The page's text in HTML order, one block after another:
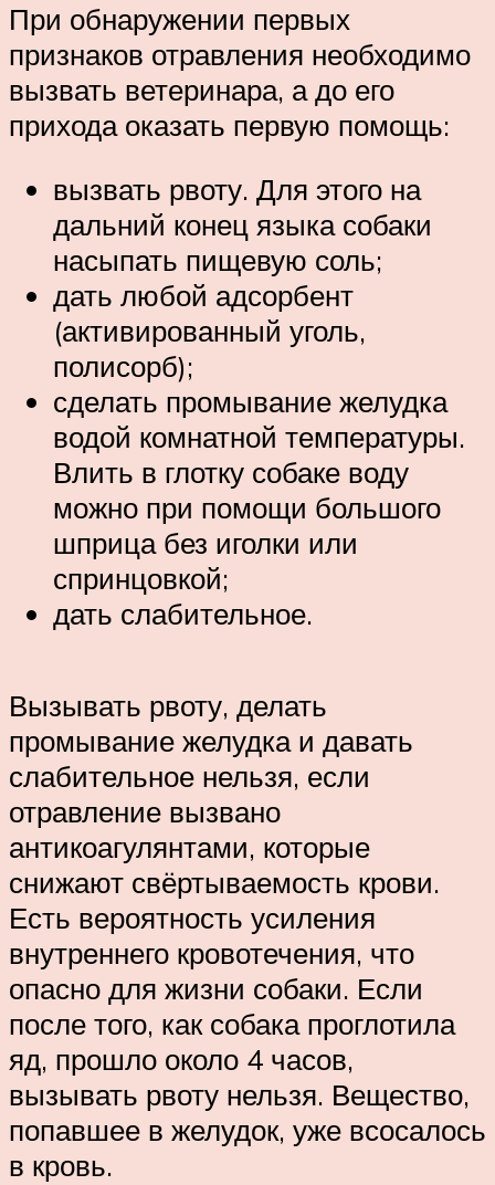
При обнаружении первых
признаков отравления необходимо
вызвать ветеринара, а до его
прихода оказать первую помощь:
вызвать рвоту. Для этого на
дальний конец языка собаки
насыпать пищевую соль;
дать любой адсорбент
(активированный уголь,
полисорб);
сделать промывание желудка
водой комнатной температуры.
Влить в глотку собаке воду
можно при помощи большого
шприца без иголки или
спринцовкой;
дать слабительное.
Вызывать рвоту, делать
промывание желудка и давать
слабительное нельзя, если
отравление вызвано
антикоагулянтами, которые
снижают свёртываемость крови.
Есть вероятность усиления
внутреннего кровотечения, что
опасно для жизни собаки. Если
после того, как собака проглотила
яд, прошло около 4 часов,
вызывать рвоту нельзя. Вещество,
попавшее в желудок, уже всосалось
в кровь.